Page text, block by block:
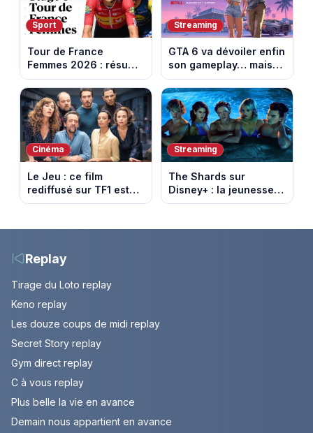
Sport
Tour de France
Femmes 2026 : résumé
vidéo de la 6e étape
entre Montbrison et
Tournon-sur-Rhône
Streaming
GTA 6 va dévoiler enfin
son gameplay… mais
d’abord sur Netflix
Cinéma
Le Jeu : ce film
rediffusé sur TF1 est
adapté d’un succès
phénomène mondial
Streaming
The Shards sur
Disney+ : la jeunesse
dorée de Los Angeles
les années 80
Replay
Tirage du Loto replay
Keno replay
Les douze coups de midi replay
Secret Story replay
Gym direct replay
C à vous replay
Plus belle la vie en avance
Demain nous appartient en avance